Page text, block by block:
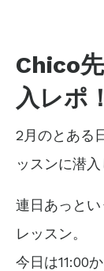
Chico
入レポ
2月のとある
ッスンに潜入
連日あっと
レッスン。
今日は11:00